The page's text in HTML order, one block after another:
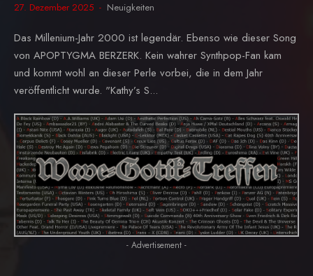
27. Dezember 2025 Neuigkeiten
Das Millenium-Jahr 2000 ist legendär. Ebenso wie dieser Song
von APOPTYGMA BERZERK. Kein wahrer Synthpop-Fan kam
und kommt wohl an dieser Perle vorbei, die in dem Jahr
veröffentlicht wurde. "Kathy’s S...
- Advertisement -